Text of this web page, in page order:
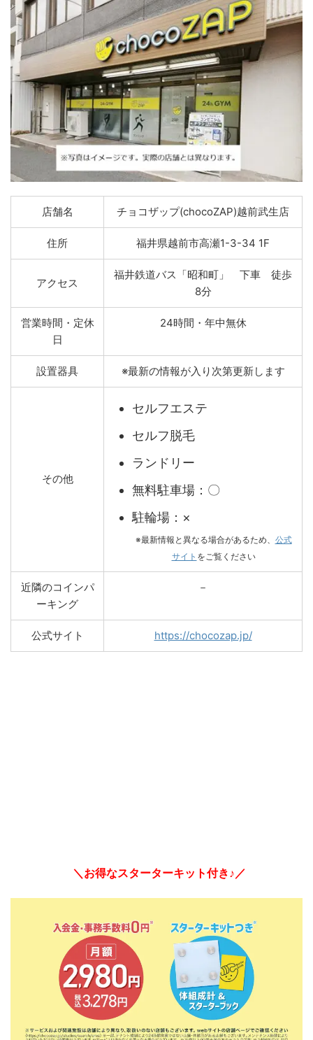
店舗名 チョコザップ(chocoZAP)越前武生店
住所 福井県越前市高瀬1-3-34 1F
アクセス
福井鉄道バス「昭和町」 下車 徒歩
8分
営業時間・定休
日
24時間・年中無休
設置器具 ※最新の情報が入り次第更新します
その他
セルフエステ
セルフ脱毛
ランドリー
無料駐車場：〇
駐輪場：×
※最新情報と異なる場合があるため、 公式
サイト をご覧ください
近隣のコインパ
ーキング
－
公式サイト https://chocozap.jp/
＼お得なスターターキット付き♪／